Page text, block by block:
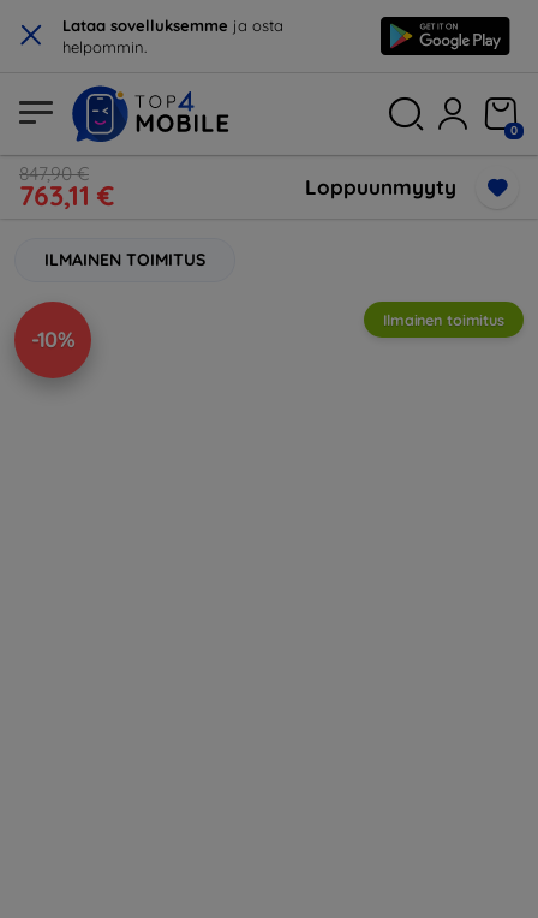
× Lataa sovelluksemme ja osta
helpommin.
0
847,90 €
763,11 € Loppuunmyyty
ILMAINEN TOIMITUS
-10%
Ilmainen toimitus